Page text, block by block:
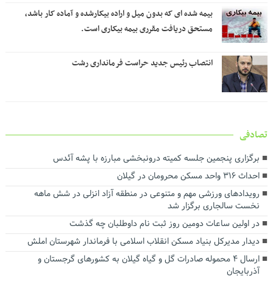
بیمه شده ای که بدون میل و اراده بیکارشده و آماده کار باشد،
مستحق دریافت مقرری بیمه بیکاری است.
انتصاب رئیس جدید حراست فرمانداری رشت
تصادفی
برگزاری پنجمین جلسه کمیته درونبخشی مبارزه با پشه آئدس
احداث ۳۱۶ واحد مسکن محرومان در گیلان
رویدادهای ورزشی مهم و متنوعی در منطقه آزاد انزلی در شش ماهه
نخست سالجاری برگزار شد
در اولین ساعات دومین روز ثبت نام داوطلبان چه گذشت
دیدار مدیرکل بنیاد مسکن انقلاب اسلامی با فرماندار شهرستان املش
ارسال ۴ محموله صادرات گل و گیاه گیلان به کشورهای گرجستان و
آذربایجان